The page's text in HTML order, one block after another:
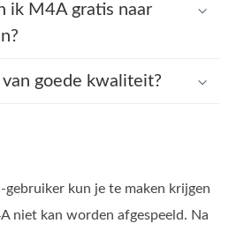
ik M4A gratis naar
goede kwaliteit?
kun je te maken krijgen
niet kan worden afgespeeld. Na